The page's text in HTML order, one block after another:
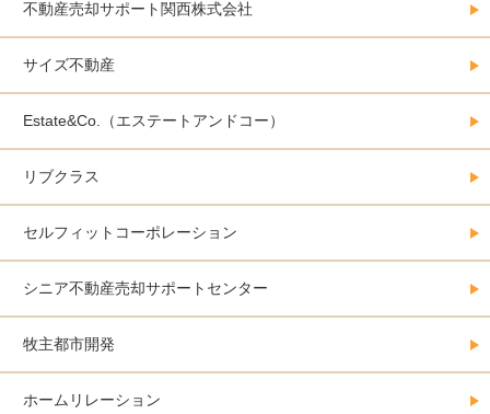
不動産売却サポート関西株式会社
サイズ不動産
Estate&Co.（エステートアンドコー）
リブクラス
セルフィットコーポレーション
シニア不動産売却サポートセンター
牧主都市開発
ホームリレーション